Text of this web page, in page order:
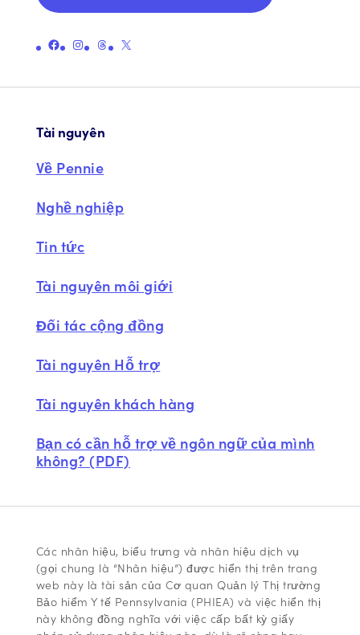
Liên kết đến trang Facebook chính thức của PennieLiên kết đến trang Instagram chính thức của PennieLiên kết đến trang chủ đề chính thức của PennieLiên kết đến Trang X chính thức của Pennie (trước đây là Twitter)
Tài nguyên
Về Pennie
Nghề nghiệp
Tin tức
Tài nguyên môi giới
Đối tác cộng đồng
Tài nguyên Hỗ trợ
Tài nguyên khách hàng
Bạn có cần hỗ trợ về ngôn ngữ của mình
không? (PDF)
Các nhãn hiệu, biểu trưng và nhãn hiệu dịch vụ
(gọi chung là “Nhãn hiệu”) được hiển thị trên trang
web này là tài sản của Cơ quan Quản lý Thị trường
Bảo hiểm Y tế Pennsylvania (PHIEA) và việc hiển thị
này không đồng nghĩa với việc cấp bất kỳ giấy